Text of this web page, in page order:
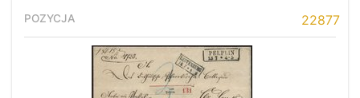
22877